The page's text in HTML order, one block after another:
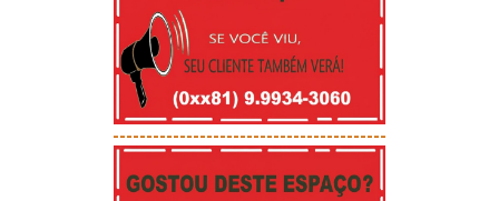
-----------------------------------------